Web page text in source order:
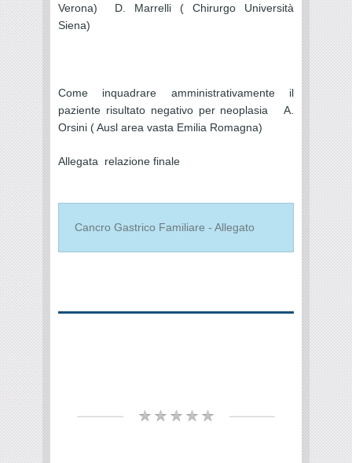
Verona) D. Marrelli ( Chirurgo Università
Siena)
Come inquadrare amministrativamente il
paziente risultato negativo per neoplasia A.
Orsini ( Ausl area vasta Emilia Romagna)
Allegata relazione finale
Cancro Gastrico Familiare - Allegato